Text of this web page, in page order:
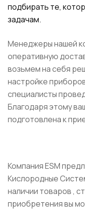
подбирать те,
задачам.
Менеджеры нашей
оперативную
возьмем на себя
настройке
специалисты
Благодаря этому
подготовлена к
Компания ESM
Кислородные
наличии товаров ,
приобретения вы